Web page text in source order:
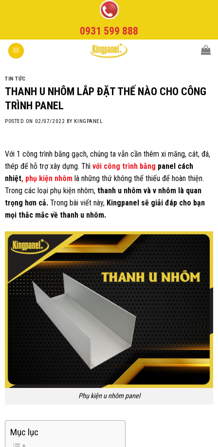
0931 599 888
TIN TỨC
THANH U NHÔM LẮP ĐẶT THẾ NÀO CHO CÔNG
TRÌNH PANEL
POSTED ON 02/07/2022 BY KINGPANEL
Với 1 công trình bằng gạch, chúng ta vẫn cần thêm xi măng, cát, đá,
thép để hỗ trợ xây dựng. Thì với công trình bằng panel cách
nhiệt, phụ kiện nhôm là những thứ không thể thiếu để hoàn thiện.
Trong các loại phụ kiện nhôm, thanh u nhôm và v nhôm là quan
trọng hơn cả. Trong bài viết này, Kingpanel sẽ giải đáp cho bạn
mọi thắc mắc về thanh u nhôm.
Phụ kiện u nhôm panel
Mục lục